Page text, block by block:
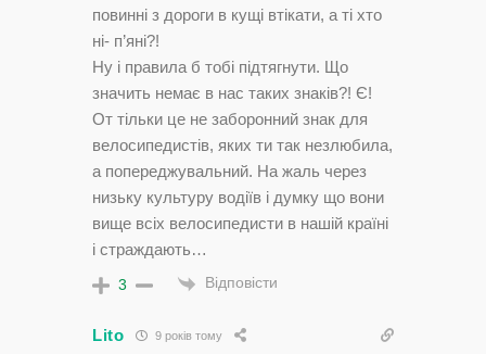
повинні з дороги в кущі втікати, а ті хто
ні- п’яні?!
Ну і правила б тобі підтягнути. Що
значить немає в нас таких знаків?! Є!
От тільки це не заборонний знак для
велосипедистів, яких ти так незлюбила,
а попереджувальний. На жаль через
низьку культуру водіїв і думку що вони
вище всіх велосипедисти в нашій країні
і страждають…
3 Відповісти
Lito 9 років тому